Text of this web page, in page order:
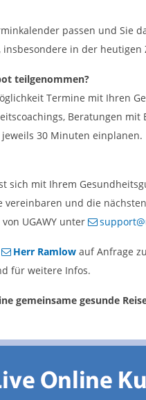
passen und Sie
in der heutigen
teilgenommen?
Termine mit Ihren
Beratungen
30 Minuten einplanen.
sich mit Ihrem
vereinbaren und die
UGAWY unter
Herr Ramlow auf Anfrage
für weitere Infos.
gemeinsame gesunde